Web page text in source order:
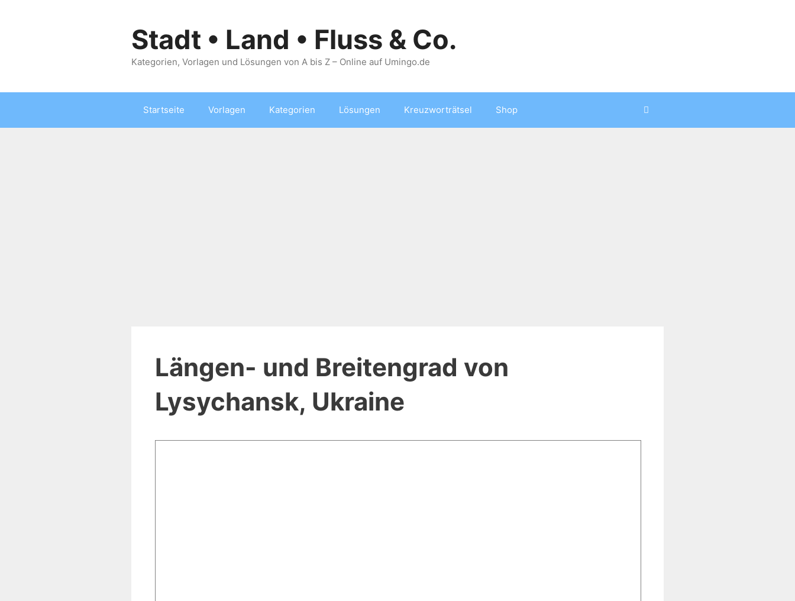
Stadt • Land • Fluss & Co.
Kategorien, Vorlagen und Lösungen von A bis Z – Online auf Umingo.de
Startseite Vorlagen Kategorien Lösungen Kreuzworträtsel Shop
Längen- und Breitengrad von
Lysychansk, Ukraine